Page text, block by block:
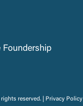
Foundership
reserved. | Privacy Policy